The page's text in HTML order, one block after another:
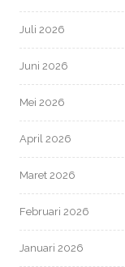
Juli 2026
Juni 2026
Mei 2026
April 2026
Maret 2026
Februari 2026
Januari 2026